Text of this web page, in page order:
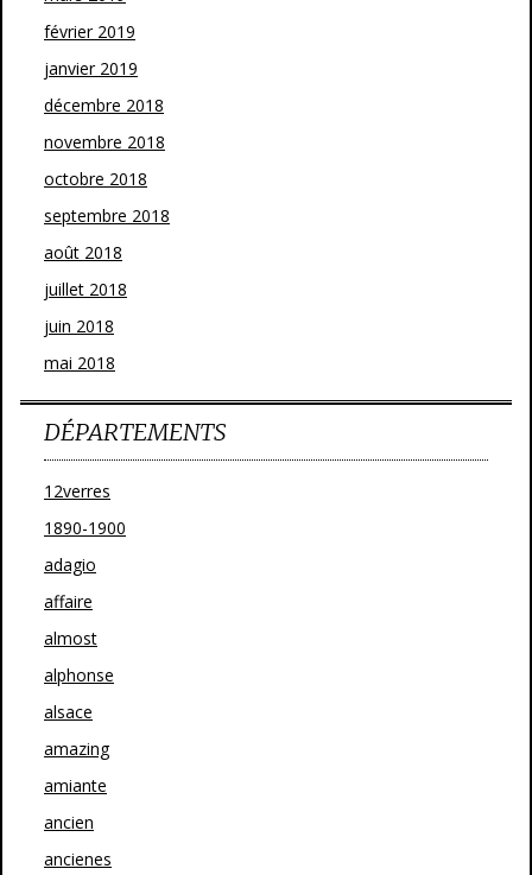
février 2019
janvier 2019
décembre 2018
novembre 2018
octobre 2018
septembre 2018
août 2018
juillet 2018
juin 2018
mai 2018
DÉPARTEMENTS
12verres
1890-1900
adagio
affaire
almost
alphonse
alsace
amazing
amiante
ancien
ancienes